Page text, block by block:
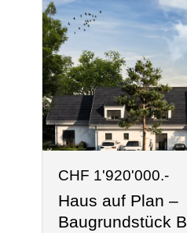
CHF 1'920'000.-
Haus auf Plan –
Baugrundstück B